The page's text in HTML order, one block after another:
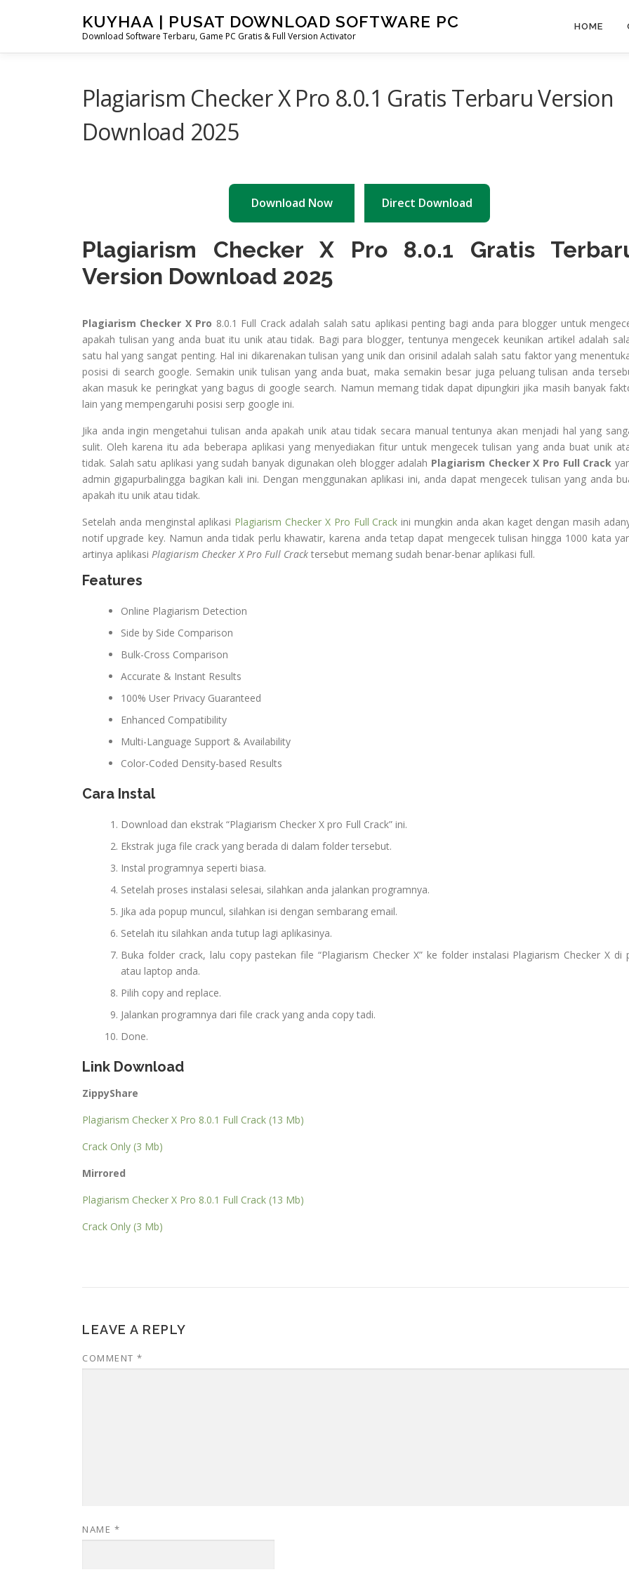
KUYHAA | PUSAT DOWNLOAD SOFTWARE PC
Download Software Terbaru, Game PC Gratis & Full Version Activator
HOME
Plagiarism Checker X Pro 8.0.1 Gratis Terbaru Version
Download 2025
Download Now Direct Download
Plagiarism Checker X Pro 8.0.1 Gratis
Version Download 2025
Plagiarism Checker X Pro 8.0.1 Full Crack adalah salah satu aplikasi penting bagi anda para blogger untuk
apakah tulisan yang anda buat itu unik atau tidak. Bagi para blogger, tentunya mengecek keunikan artikel adalah
satu hal yang sangat penting. Hal ini dikarenakan tulisan yang unik dan orisinil adalah salah satu faktor yang
posisi di search google. Semakin unik tulisan yang anda buat, maka semakin besar juga peluang tulisan anda
akan masuk ke peringkat yang bagus di google search. Namun memang tidak dapat dipungkiri jika masih banyak
lain yang mempengaruhi posisi serp google ini.
Jika anda ingin mengetahui tulisan anda apakah unik atau tidak secara manual tentunya akan menjadi hal yang
sulit. Oleh karena itu ada beberapa aplikasi yang menyediakan fitur untuk mengecek tulisan yang anda buat unik
tidak. Salah satu aplikasi yang sudah banyak digunakan oleh blogger adalah Plagiarism Checker X Pro Full Crack
admin gigapurbalingga bagikan kali ini. Dengan menggunakan aplikasi ini, anda dapat mengecek tulisan yang anda
apakah itu unik atau tidak.
Setelah anda menginstal aplikasi Plagiarism Checker X Pro Full Crack ini mungkin anda akan kaget dengan masih
notif upgrade key. Namun anda tidak perlu khawatir, karena anda tetap dapat mengecek tulisan hingga 1000 kata
artinya aplikasi Plagiarism Checker X Pro Full Crack tersebut memang sudah benar-benar aplikasi full.
Features
Online Plagiarism Detection
Side by Side Comparison
Bulk-Cross Comparison
Accurate & Instant Results
100% User Privacy Guaranteed
Enhanced Compatibility
Multi-Language Support & Availability
Color-Coded Density-based Results
Cara Instal
Download dan ekstrak “Plagiarism Checker X pro Full Crack” ini.
Ekstrak juga file crack yang berada di dalam folder tersebut.
Instal programnya seperti biasa.
Setelah proses instalasi selesai, silahkan anda jalankan programnya.
Jika ada popup muncul, silahkan isi dengan sembarang email.
Setelah itu silahkan anda tutup lagi aplikasinya.
Buka folder crack, lalu copy pastekan file “Plagiarism Checker X” ke folder instalasi Plagiarism Checker X di
atau laptop anda.
Pilih copy and replace.
Jalankan programnya dari file crack yang anda copy tadi.
Done.
Link Download
ZippyShare
Plagiarism Checker X Pro 8.0.1 Full Crack (13 Mb)
Crack Only (3 Mb)
Mirrored
Plagiarism Checker X Pro 8.0.1 Full Crack (13 Mb)
Crack Only (3 Mb)
LEAVE A REPLY
COMMENT *
NAME *